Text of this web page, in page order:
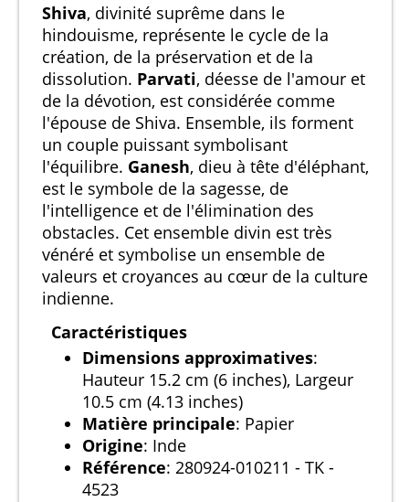
Shiva, divinité suprême dans le
hindouisme, représente le cycle de la
création, de la préservation et de la
dissolution. Parvati, déesse de l'amour et
de la dévotion, est considérée comme
l'épouse de Shiva. Ensemble, ils forment
un couple puissant symbolisant
l'équilibre. Ganesh, dieu à tête d'éléphant,
est le symbole de la sagesse, de
l'intelligence et de l'élimination des
obstacles. Cet ensemble divin est très
vénéré et symbolise un ensemble de
valeurs et croyances au cœur de la culture
indienne.
Caractéristiques
Dimensions approximatives:
Hauteur 15.2 cm (6 inches), Largeur
10.5 cm (4.13 inches)
Matière principale: Papier
Origine: Inde
Référence: 280924-010211 - TK -
4523